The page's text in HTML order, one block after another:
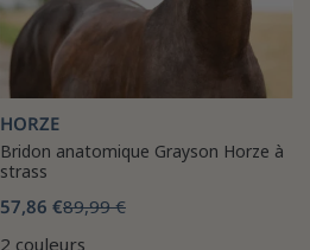
HORZE
Bridon anatomique Grayson Horze à
strass
57,86 €89,99 €
2 couleurs